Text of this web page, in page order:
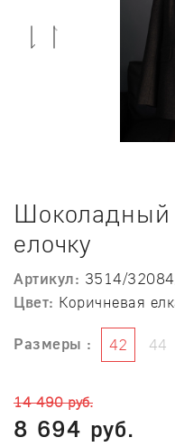
Previous
Шоколадный
елочку
Артикул: 3514/
Цвет: Коричневая
Размеры : 42 44
14 490 руб.
8 694 руб.